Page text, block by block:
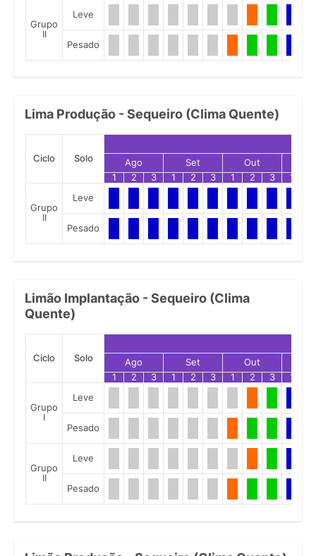
Grupo
II
Leve
Pesado
Lima Produção - Sequeiro (Clima Quente)
Ciclo Solo Ago Set Out
1
2 3 1 2 3 1 2 3 1
Grupo
II
Leve
Pesado
Limão Implantação - Sequeiro (Clima
Quente)
Ciclo Solo Ago Set Out
1
2 3 1 2 3 1 2 3 1
Grupo
I
Leve
Pesado
Grupo
II
Leve
Pesado